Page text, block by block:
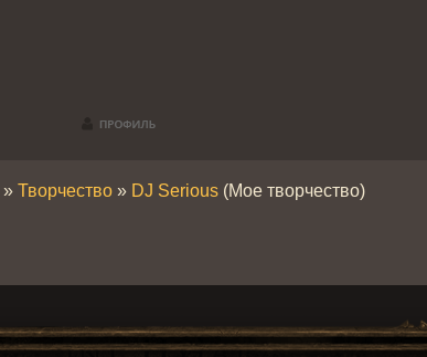
» Творчество » DJ Serious (Мое творчество)